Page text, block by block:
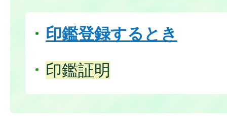
印鑑登録するとき
印鑑証明